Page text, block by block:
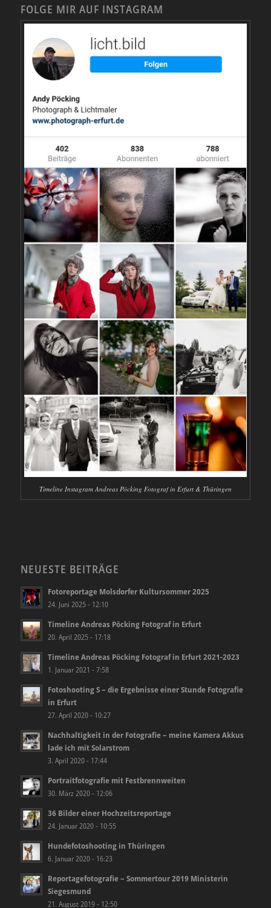
FOLGE MIR AUF INSTAGRAM
Timeline Instagram Andreas Pöcking Fotograf in Erfurt & Thüringen
NEUESTE BEITRÄGE
Fotoreportage Molsdorfer Kultursommer 2025
24. Juni 2025 - 12:10
Timeline Andreas Pöcking Fotograf in Erfurt
20. April 2025 - 17:18
Timeline Andreas Pöcking Fotograf in Erfurt 2021-2023
1. Januar 2021 - 7:58
Fotoshooting S – die Ergebnisse einer Stunde Fotografie
in Erfurt
27. April 2020 - 10:27
Nachhaltigkeit in der Fotografie – meine Kamera Akkus
lade ich mit Solarstrom
3. April 2020 - 17:44
Portraitfotografie mit Festbrennweiten
30. März 2020 - 12:06
36 Bilder einer Hochzeitsreportage
24. Januar 2020 - 10:55
Hundefotoshooting in Thüringen
6. Januar 2020 - 16:23
Reportagefotografie – Sommertour 2019 Ministerin
Siegesmund
21. August 2019 - 12:50